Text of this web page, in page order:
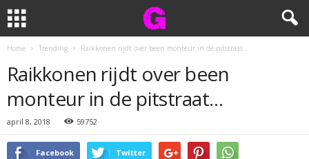
Home Trending Raikkonen rijdt over been monteur in de pitstraat…
Raikkonen rijdt over been
monteur in de pitstraat…
april 8, 2018 59752
Facebook Twitter